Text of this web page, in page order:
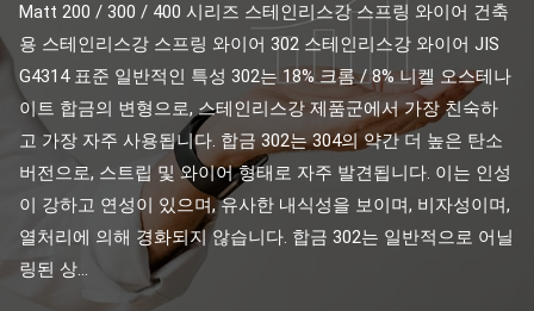
Matt 200 / 300 / 400 시리즈 스테인리스강 스프링 와이어 건축
용 스테인리스강 스프링 와이어 302 스테인리스강 와이어 JIS
G4314 표준 일반적인 특성 302는 18% 크롬 / 8% 니켈 오스테나
이트 합금의 변형으로, 스테인리스강 제품군에서 가장 친숙하
고 가장 자주 사용됩니다. 합금 302는 304의 약간 더 높은 탄소
버전으로, 스트립 및 와이어 형태로 자주 발견됩니다. 이는 인성
이 강하고 연성이 있으며, 유사한 내식성을 보이며, 비자성이며,
열처리에 의해 경화되지 않습니다. 합금 302는 일반적으로 어닐
링된 상...